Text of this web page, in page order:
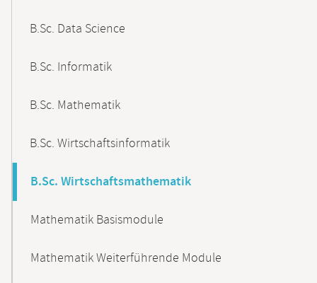
B.Sc. Data Science
B.Sc. Informatik
B.Sc. Mathematik
B.Sc. Wirtschaftsinformatik
B.Sc. Wirtschaftsmathematik
Mathematik Basismodule
Mathematik Weiterführende Module